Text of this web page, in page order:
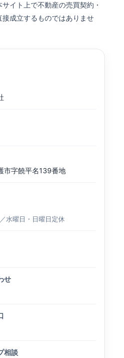
イト上で不動産の売買契約・
成立するものではありませ
市字饒平名139番地
水曜日・日曜日定休
せ
相談